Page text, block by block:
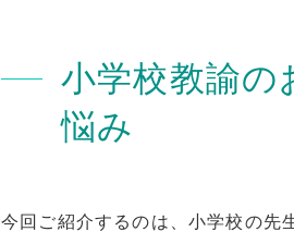
小学校教諭の
悩み
今回ご紹介するのは、小学校の先